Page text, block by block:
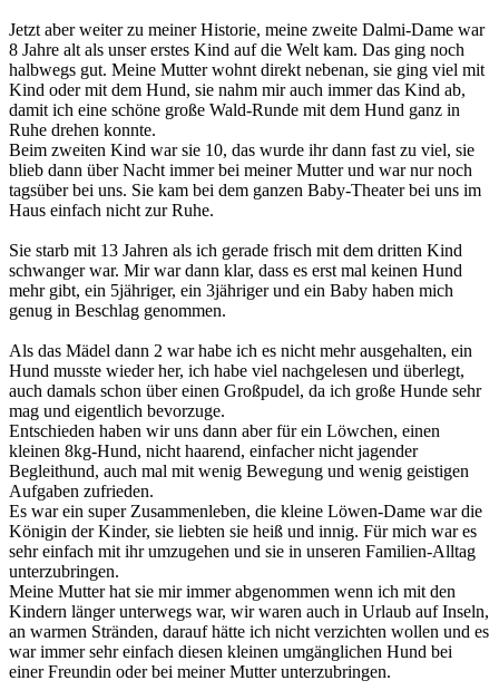
Jetzt aber weiter zu meiner Historie, meine zweite Dalmi-Dame war
8 Jahre alt als unser erstes Kind auf die Welt kam. Das ging noch
halbwegs gut. Meine Mutter wohnt direkt nebenan, sie ging viel mit
Kind oder mit dem Hund, sie nahm mir auch immer das Kind ab,
damit ich eine schöne große Wald-Runde mit dem Hund ganz in
Ruhe drehen konnte.
Beim zweiten Kind war sie 10, das wurde ihr dann fast zu viel, sie
blieb dann über Nacht immer bei meiner Mutter und war nur noch
tagsüber bei uns. Sie kam bei dem ganzen Baby-Theater bei uns im
Haus einfach nicht zur Ruhe.
Sie starb mit 13 Jahren als ich gerade frisch mit dem dritten Kind
schwanger war. Mir war dann klar, dass es erst mal keinen Hund
mehr gibt, ein 5jähriger, ein 3jähriger und ein Baby haben mich
genug in Beschlag genommen.
Als das Mädel dann 2 war habe ich es nicht mehr ausgehalten, ein
Hund musste wieder her, ich habe viel nachgelesen und überlegt,
auch damals schon über einen Großpudel, da ich große Hunde sehr
mag und eigentlich bevorzuge.
Entschieden haben wir uns dann aber für ein Löwchen, einen
kleinen 8kg-Hund, nicht haarend, einfacher nicht jagender
Begleithund, auch mal mit wenig Bewegung und wenig geistigen
Aufgaben zufrieden.
Es war ein super Zusammenleben, die kleine Löwen-Dame war die
Königin der Kinder, sie liebten sie heiß und innig. Für mich war es
sehr einfach mit ihr umzugehen und sie in unseren Familien-Alltag
unterzubringen.
Meine Mutter hat sie mir immer abgenommen wenn ich mit den
Kindern länger unterwegs war, wir waren auch in Urlaub auf Inseln,
an warmen Stränden, darauf hätte ich nicht verzichten wollen und es
war immer sehr einfach diesen kleinen umgänglichen Hund bei
einer Freundin oder bei meiner Mutter unterzubringen.